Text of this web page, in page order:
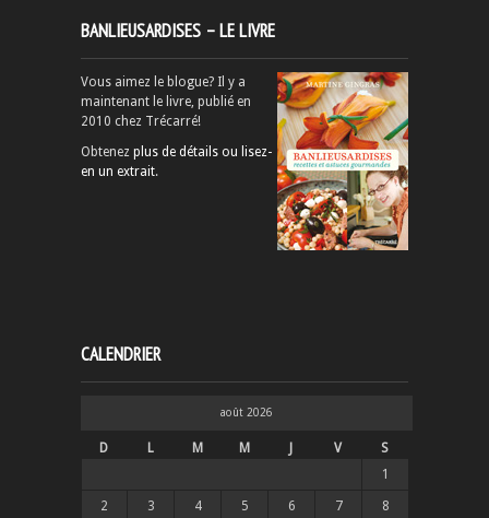
BANLIEUSARDISES – LE LIVRE
Vous aimez le blogue? Il y a
maintenant le livre, publié en
2010 chez Trécarré!
Obtenez plus de détails ou lisez-
en un extrait.
CALENDRIER
août 2026
D L M M J V
S
1
2 3 4 5 6 7 8